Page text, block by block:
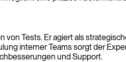
Tests. Er agiert als
interner Teams sorgt der
und Support.